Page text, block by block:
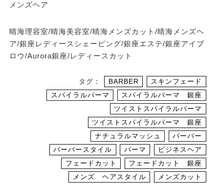
メンズヘア
晴海理容室/晴海美容室/晴海メンズカット/晴海メンズヘ
ア/銀座レディースシェービング/銀座エステ/銀座アイブ
ロウ/Aurora銀座/レディースカット
タグ： BARBER
スキンフェード
スパイラルパーマ
スパイラルパーマ 銀座
ツイストスパイラルパーマ
ツイストスパイラルパーマ 銀座
ナチュラルマッシュ
バーバー
バーバースタイル
パーマ
ビジネスヘア
フェードカット
フェードカット 銀座
メンズ ヘアスタイル
メンズカット